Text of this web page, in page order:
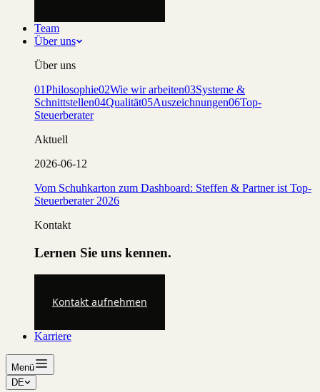
Team
Über uns
Über uns
01Philosophie02Wie wir arbeiten03Systeme &
Schnittstellen04Qualität05Auszeichnungen06Top-
Steuerberater
Aktuell
2026-06-12
Vom Schuhkarton zum Dashboard: Steffen & Partner ist Top-
Steuerberater 2026
Kontakt
Lernen Sie uns kennen.
Kontakt aufnehmen
Karriere
Menü
DE